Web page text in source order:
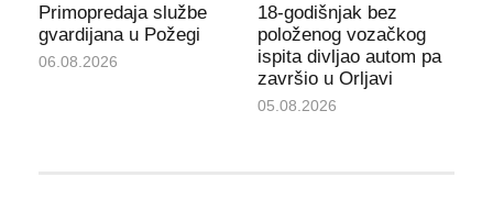
Primopredaja službe
gvardijana u Požegi
06.08.2026
18-godišnjak bez
položenog vozačkog
ispita divljao autom pa
završio u Orljavi
05.08.2026